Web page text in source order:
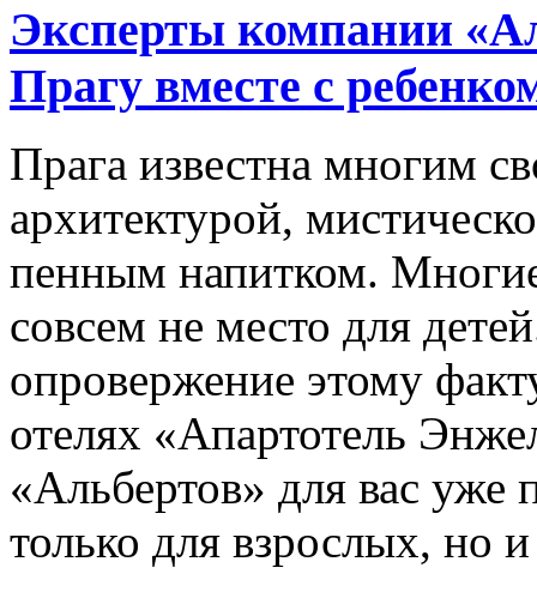
Эксперты компании
Прагу вместе с
Прага известна многим
архитектурой,
пенным напитком.
совсем не место для
опровержение этому
отелях «Апартотель
«Альбертов» для вас уже
только для взрослых, но